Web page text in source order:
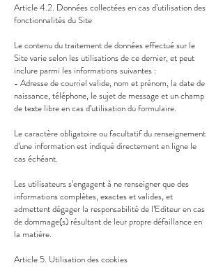
Article 4.2. Données collectées en cas d’utilisation des
fonctionnalités du Site
Le contenu du traitement de données effectué sur le
Site varie selon les utilisations de ce dernier, et peut
inclure parmi les informations suivantes :
- Adresse de courriel valide, nom et prénom, la date de
naissance, téléphone, le sujet de message et un champ
de texte libre en cas d’utilisation du formulaire.
Le caractère obligatoire ou facultatif du renseignement
d’une information est indiqué directement en ligne le
cas échéant.
Les utilisateurs s’engagent à ne renseigner que des
informations complètes, exactes et valides, et
admettent dégager la responsabilité de l’Editeur en cas
de dommage(s) résultant de leur propre défaillance en
la matière.
Article 5. Utilisation des cookies